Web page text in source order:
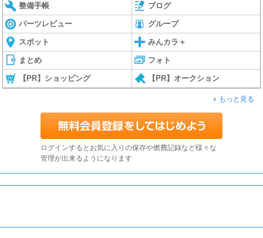
整備手帳 ブログ
パーツレビュー グループ
スポット みんカラ＋
まとめ フォト
【PR】ショッピング 【PR】オークション
もっと見る
ログインするとお気に入りの保存や燃費記録など様々な
管理が出来るようになります